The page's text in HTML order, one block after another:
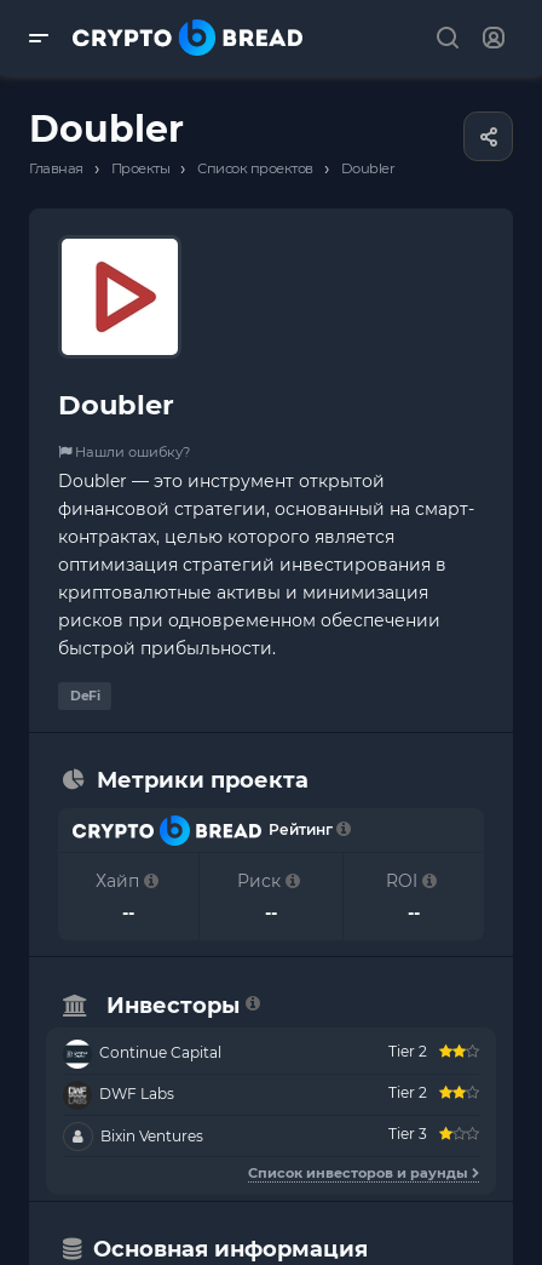
Doubler
Главная › Проекты › Список проектов › Doubler
Doubler
Нашли ошибку?
Doubler — это инструмент открытой
финансовой стратегии, основанный на смарт-
контрактах, целью которого является
оптимизация стратегий инвестирования в
криптовалютные активы и минимизация
рисков при одновременном обеспечении
быстрой прибыльности.
DeFi
Метрики проекта
Рейтинг
Хайп
--
Риск
--
ROI
--
Инвесторы
Continue Capital Tier 2
DWF Labs Tier 2
Bixin Ventures Tier 3
Список инвесторов и раунды
Основная информация